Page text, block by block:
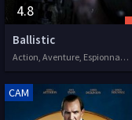
4.8
Ballistic
Action, Aventure, Espionnage, 2004
CAM